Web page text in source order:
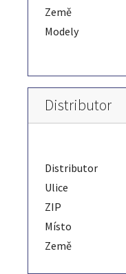
Země
Modely
Distributor
Distributor
Ulice
ZIP
Místo
Země